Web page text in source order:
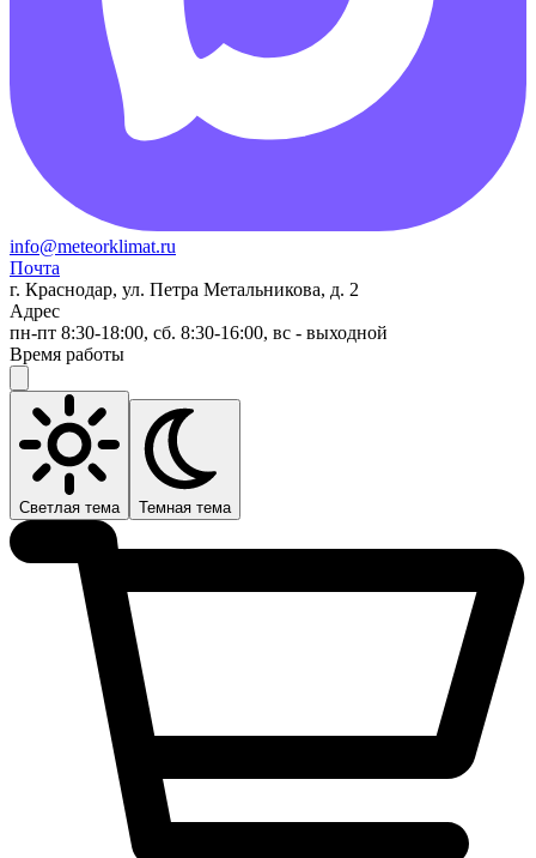
info@meteorklimat.ru
Почта
г. Краснодар, ул. Петра Метальникова, д. 2
Адрес
пн-пт 8:30-18:00, сб. 8:30-16:00, вс - выходной
Время работы
Светлая тема Темная тема